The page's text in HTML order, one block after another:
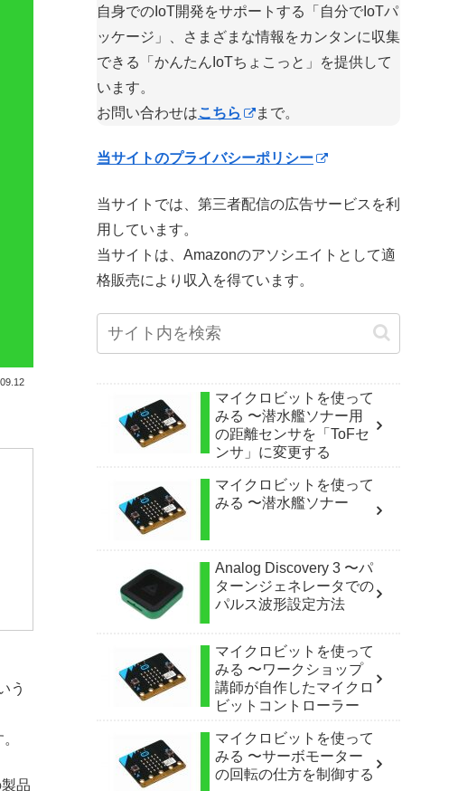
う
品
自身でのIoT開発をサポートする「自分でIoTパ
ッケージ」、さまざまな情報をカンタンに収集
できる「かんたんIoTちょこっと」を提供して
います。
お問い合わせはこちら まで。
当サイトのプライバシーポリシー
当サイトでは、第三者配信の広告サービスを利
用しています。
当サイトは、Amazonのアソシエイトとして適
格販売により収入を得ています。
マイクロビットを使って
みる 〜潜水艦ソナー用
の距離センサを「ToFセ
ンサ」に変更する
マイクロビットを使って
みる 〜潜水艦ソナー
Analog Discovery 3 〜パ
ターンジェネレータでの
パルス波形設定方法
マイクロビットを使って
みる 〜ワークショップ
講師が自作したマイクロ
ビットコントローラー
マイクロビットを使って
みる 〜サーボモーター
の回転の仕方を制御する